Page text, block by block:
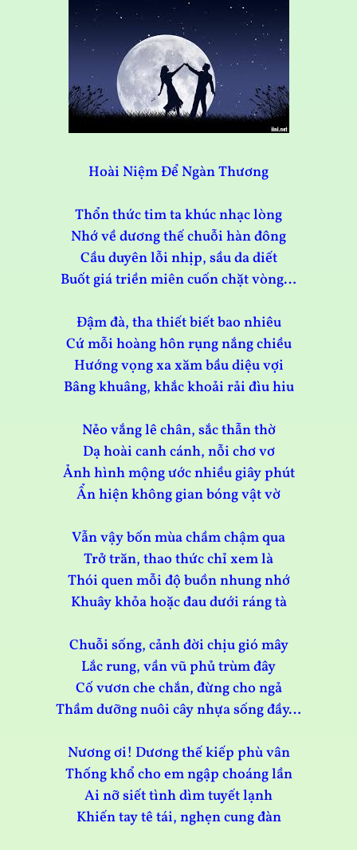
Hoài Niệm Để Ngàn Thương
Thổn thức tim ta khúc nhạc lòng
Nhớ về dương thế chuỗi hàn đông
Cầu duyên lỗi nhịp, sầu da diết
Buốt giá triền miên cuốn chặt vòng…
Đậm đà, tha thiết biết bao nhiêu
Cứ mỗi hoàng hôn rụng nắng chiều
Hướng vọng xa xăm bầu diệu vợi
Bâng khuâng, khắc khoải rải đìu hiu
Nẻo vắng lê chân, sắc thẫn thờ
Dạ hoài canh cánh, nỗi chơ vơ
Ảnh hình mộng ước nhiều giây phút
Ẩn hiện không gian bóng vật vờ
Vẫn vậy bốn mùa chầm chậm qua
Trở trăn, thao thức chỉ xem là
Thói quen mỗi độ buồn nhung nhớ
Khuây khỏa hoặc đau dưới ráng tà
Chuỗi sống, cảnh đời chịu gió mây
Lắc rung, vần vũ phủ trùm đây
Cố vươn che chắn, đừng cho ngả
Thầm dưỡng nuôi cây nhựa sống đầy…
Nương ơi! Dương thế kiếp phù vân
Thống khổ cho em ngập choáng lần
Ai nỡ siết tình dìm tuyết lạnh
Khiến tay tê tái, nghẹn cung đàn